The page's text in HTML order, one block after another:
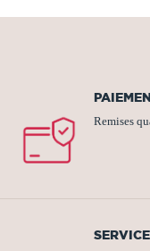
Remises